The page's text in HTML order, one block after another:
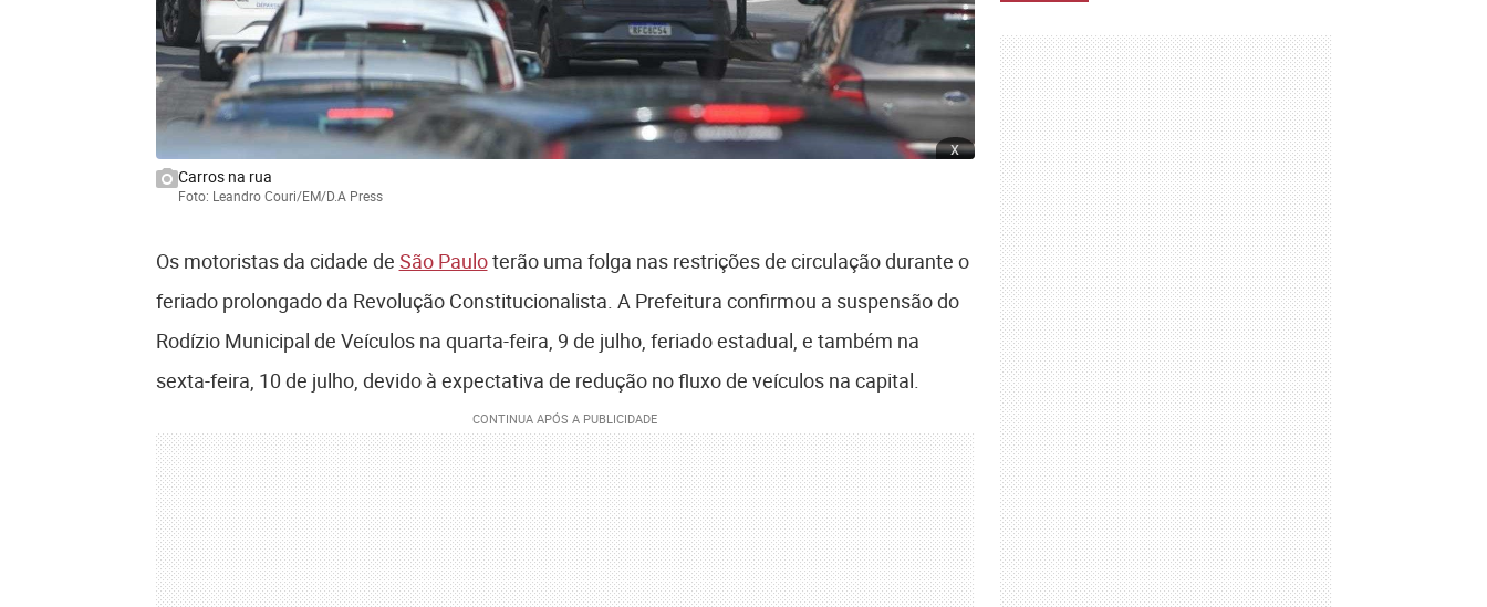
x
Carros na rua
Foto: Leandro Couri/EM/D.A Press
Os motoristas da cidade de São Pauloterão uma folga nas restrições de circulação durante o
feriado prolongado da Revolução Constitucionalista. A Prefeitura confirmou a suspensão do
Rodízio Municipal de Veículos na quarta-feira, 9 de julho, feriado estadual, e também na
sexta-feira, 10 de julho, devido à expectativa de redução no fluxo de veículos na capital.